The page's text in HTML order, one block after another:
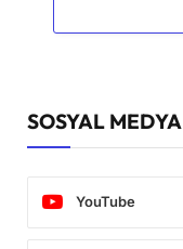
SOSYAL
YouTube